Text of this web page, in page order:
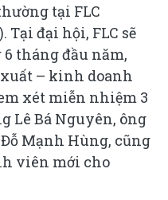
tại FLC
Tại đại hội, FLC sẽ
6 tháng đầu năm,
– kinh doanh
xét miễn nhiệm 3
Lê Bá Nguyên, ông
Mạnh Hùng, cũng
viên mới cho